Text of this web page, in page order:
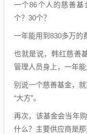
一个86个人的慈善
个？30个？
一年能用到830多万的
也就是说，韩红慈善
管理人员身上，一年
别说一个慈善基金，
“大方”。
再次，该基金会当年
什么？主要供应商是